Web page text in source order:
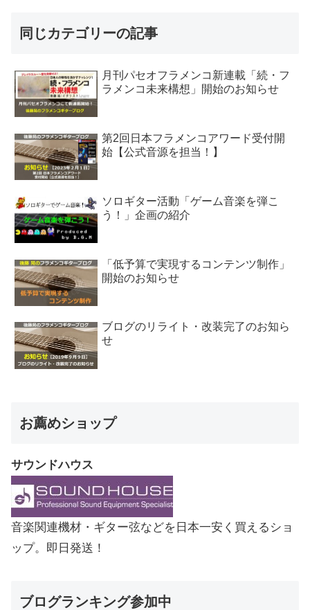
同じカテゴリーの記事
月刊パセオフラメンコ新連載「続・フ
ラメンコ未来構想」開始のお知らせ
第2回日本フラメンコアワード受付開
始【公式音源を担当！】
ソロギター活動「ゲーム音楽を弾こ
う！」企画の紹介
「低予算で実現するコンテンツ制作」
開始のお知らせ
ブログのリライト・改装完了のお知ら
せ
お薦めショップ
サウンドハウス
音楽関連機材・ギター弦などを日本一安く買えるショ
ップ。即日発送！
ブログランキング参加中